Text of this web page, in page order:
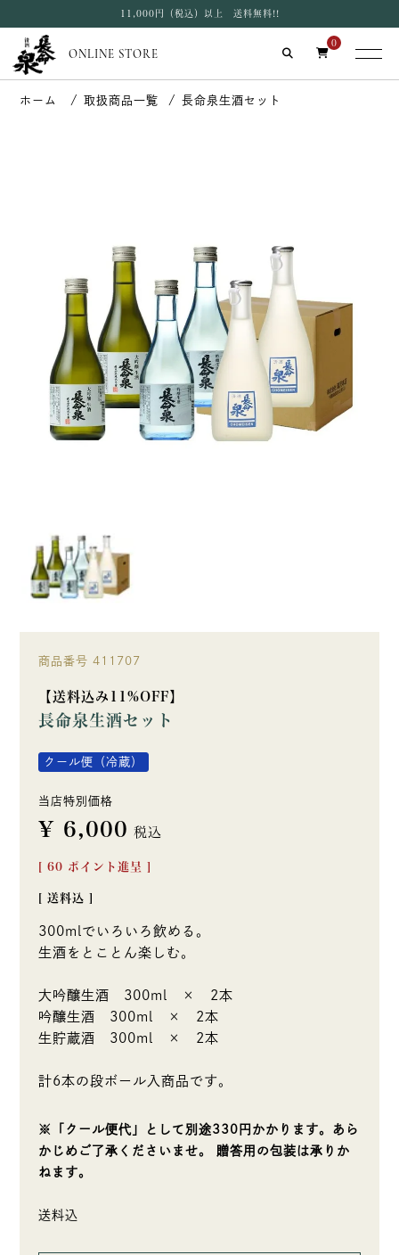
11,000円（税込）以上 送料無料!!
ONLINE STORE
0
取扱商品一覧 長命泉生酒セット
商品番号 411707
【送料込み11%OFF】
長命泉生酒セット
クール便（冷蔵）
当店特別価格
¥ 6,000 税込
60 ポイント進呈 ]
送料込
300mlでいろいろ飲める。
生酒をとことん楽しむ。
大吟醸生酒 300ml × 2本
吟醸生酒 300ml × 2本
生貯蔵酒 300ml × 2本
計6本の段ボール入商品です。
※「クール便代」として別途330円かかります。あら
かじめご了承くださいませ。 贈答用の包装は承りか
ねます。
送料込